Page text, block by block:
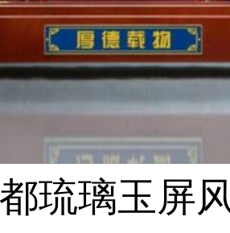
琉璃玉屏